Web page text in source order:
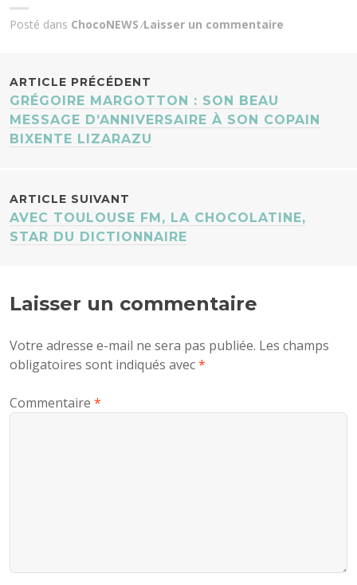
Posté dans ChocoNEWS Laisser un commentaire
NAVIGATION
DES
ARTICLE PRÉCÉDENT
GRÉGOIRE MARGOTTON : SON BEAU
MESSAGE D’ANNIVERSAIRE À SON COPAIN
BIXENTE LIZARAZU
ARTICLE SUIVANT
AVEC TOULOUSE FM, LA CHOCOLATINE,
STAR DU DICTIONNAIRE
Laisser un commentaire
Votre adresse e-mail ne sera pas publiée. Les champs
obligatoires sont indiqués avec*
Commentaire *